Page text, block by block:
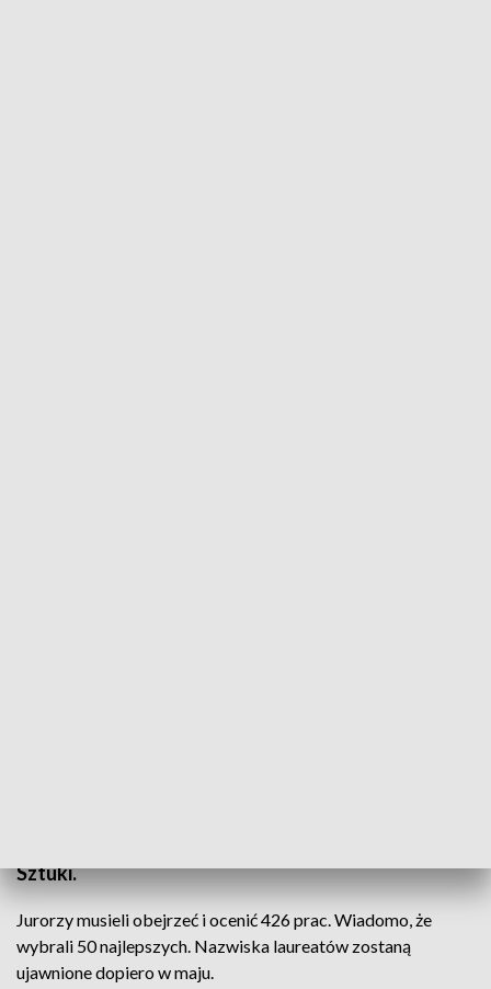
Sztuki.
Jurorzy musieli obejrzeć i ocenić 426 prac. Wiadomo, że
wybrali 50 najlepszych. Nazwiska laureatów zostaną
ujawnione dopiero w maju.